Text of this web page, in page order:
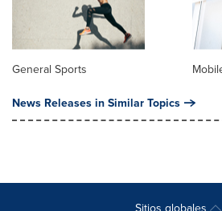
General Sports
News Releases in Similar Topics
Sitios globales